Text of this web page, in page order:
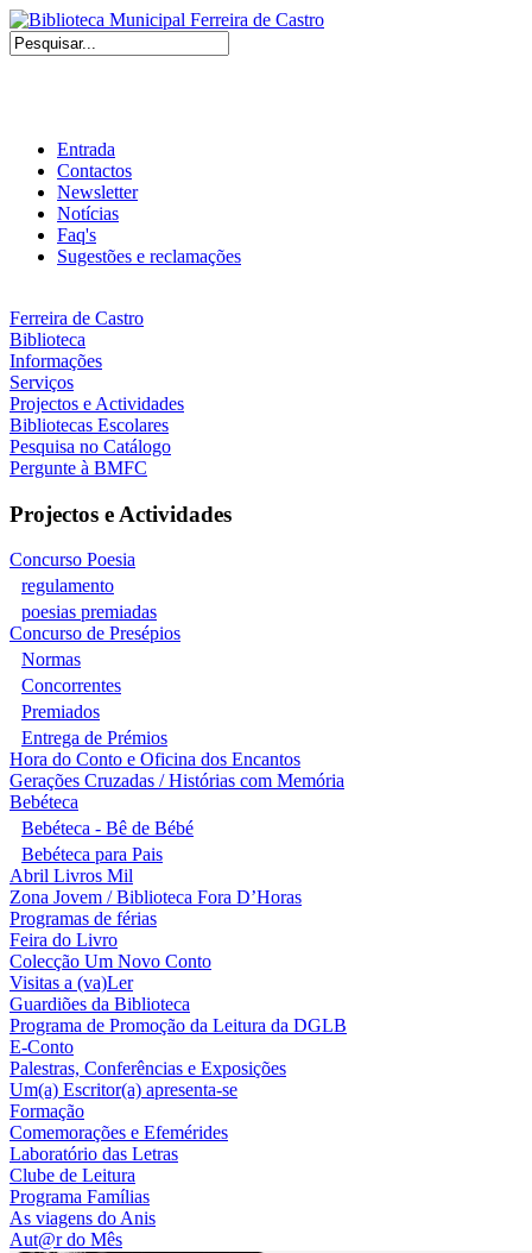
Entrada
Contactos
Newsletter
Notícias
Faq's
Sugestões e reclamações
Ferreira de Castro
Biblioteca
Informações
Serviços
Projectos e Actividades
Bibliotecas Escolares
Pesquisa no Catálogo
Pergunte à BMFC
Projectos e Actividades
Concurso Poesia
regulamento
poesias premiadas
Concurso de Presépios
Normas
Concorrentes
Premiados
Entrega de Prémios
Hora do Conto e Oficina dos Encantos
Gerações Cruzadas / Histórias com Memória
Bebéteca
Bebéteca - Bê de Bébé
Bebéteca para Pais
Abril Livros Mil
Zona Jovem / Biblioteca Fora D’Horas
Programas de férias
Feira do Livro
Colecção Um Novo Conto
Visitas a (va)Ler
Guardiões da Biblioteca
Programa de Promoção da Leitura da DGLB
E-Conto
Palestras, Conferências e Exposições
Um(a) Escritor(a) apresenta-se
Formação
Comemorações e Efemérides
Laboratório das Letras
Clube de Leitura
Programa Famílias
As viagens do Anis
Aut@r do Mês